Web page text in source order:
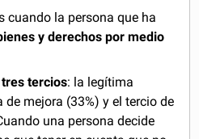
cuando la persona que ha
y derechos por medio
tres tercios: la legítima
mejora (33%) y el tercio de
una persona decide